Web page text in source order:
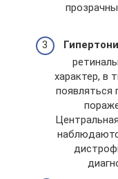
характер, в
появляться